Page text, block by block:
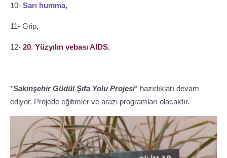
10- Sarı humma,
11- Grip,
12- 20. Yüzyılın vebası AIDS.
*Sakinşehir Güdül Şifa Yolu Projesi* hazırlıkları devam
ediyor. Projede eğitimler ve arazi programları olacaktır.